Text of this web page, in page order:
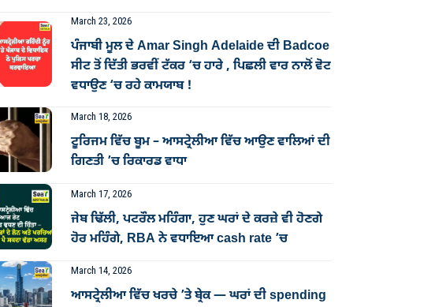
March 23, 2026
ਪੰਜਾਬੀ ਮੂਲ ਦੇ Amar Singh Adelaide ਦੀ Badcoe
ਸੀਟ ਤੋਂ ਦਿੱਤੀ ਭਰਵੀਂ ਟੱਕਰ ‘ਚ ਹਾਰੇ , ਪਿਛਲੀ ਵਾਰ ਨਾਲੋਂ ਵੋਟ
ਵਧਾਉਣ ‘ਚ ਰਹੇ ਕਾਮਯਾਬ !
March 18, 2026
ਟੂਰਿਜਮ ਵਿੱਚ ਬੂਮ – ਆਸਟ੍ਰੇਲੀਆ ਵਿੱਚ ਆਉਣ ਵਾਲਿਆਂ ਦੀ
ਗਿਣਤੀ ’ਚ ਰਿਕਾਰਡ ਵਾਧਾ
March 17, 2026
ਜੇਬ ਢਿੱਲੀ, ਪਟਰੌਲ ਮਹਿੰਗਾ, ਹੁਣ ਘਰਾਂ ਦੇ ਕਰਜ਼ੇ ਵੀ ਹੋਣਗੇ
ਹੋਰ ਮਹਿੰਗੇ, RBA ਨੇ ਵਧਾਇਆ cash rate ’ਚ
March 14, 2026
ਆਸਟ੍ਰੇਲੀਆ ਵਿੱਚ ਖਰਚੇ ’ਤੇ ਬ੍ਰੇਕ — ਘਰਾਂ ਦੀ spending